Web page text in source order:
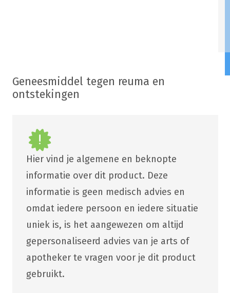
Geneesmiddel tegen reuma en
ontstekingen
Hier vind je algemene en beknopte
informatie over dit product. Deze
informatie is geen medisch advies en
omdat iedere persoon en iedere situatie
uniek is, is het aangewezen om altijd
gepersonaliseerd advies van je arts of
apotheker te vragen voor je dit product
gebruikt.